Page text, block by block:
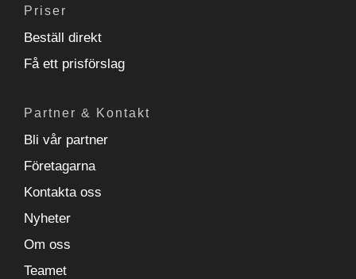
Priser
Beställ direkt
Få ett prisförslag
Partner & Kontakt
Bli vår partner
Företagarna
Kontakta oss
Nyheter
Om oss
Teamet